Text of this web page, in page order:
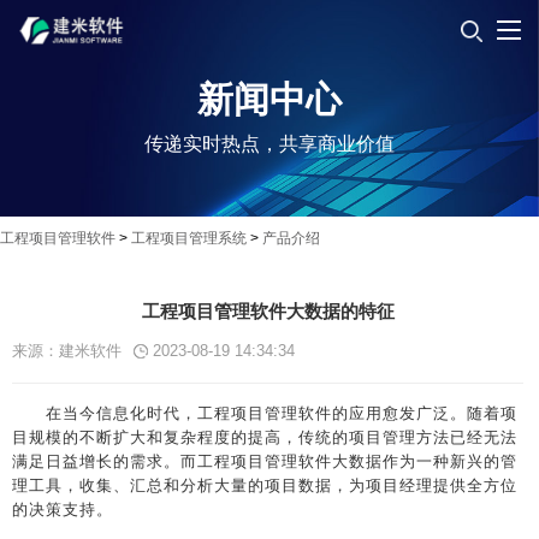
新闻中心
传递实时热点，共享商业价值
工程项目管理软件 > 工程项目管理系统 > 产品介绍
工程项目管理软件大数据的特征
来源：建米软件 2023-08-19 14:34:34
在当今信息化时代，工程项目管理软件的应用愈发广泛。随着项
目规模的不断扩大和复杂程度的提高，传统的项目管理方法已经无法
满足日益增长的需求。而工程项目管理软件大数据作为一种新兴的管
理工具，收集、汇总和分析大量的项目数据，为项目经理提供全方位
的决策支持。